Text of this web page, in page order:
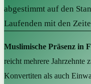
abgestimmt auf den
Laufenden mit den
Muslimische Präsenz in
reicht mehrere
Konvertiten als auch